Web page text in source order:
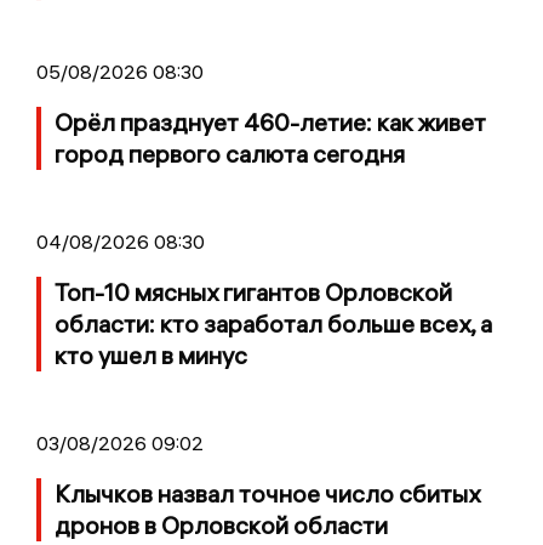
05/08/2026 08:30
Орёл празднует 460-летие: как живет
город первого салюта сегодня
04/08/2026 08:30
Топ-10 мясных гигантов Орловской
области: кто заработал больше всех, а
кто ушел в минус
03/08/2026 09:02
Клычков назвал точное число сбитых
дронов в Орловской области